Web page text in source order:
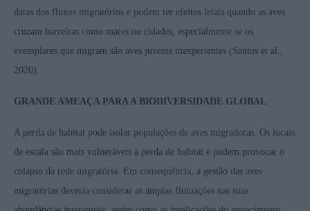
datas dos fluxos migratórios e podem ter efeitos letais quando as aves
cruzam barreiras como mares ou cidades, especialmente se os
exemplares que migram são aves juvenis inexperientes (Santos et al.,
2020).
GRANDE AMEAÇA PARA A BIODIVERSIDADE GLOBAL
A perda de habitat pode isolar populações de aves migradoras. Os locais
de escala são mais vulneráveis à perda de habitat e podem provocar o
colapso da rede migratória. Em consequência, a gestão das aves
migratórias deveria considerar as amplas flutuações nas suas